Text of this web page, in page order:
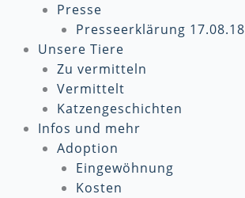
Presse
Presseerklärung 17.08.18
Unsere Tiere
Zu vermitteln
Vermittelt
Katzengeschichten
Infos und mehr
Adoption
Eingewöhnung
Kosten